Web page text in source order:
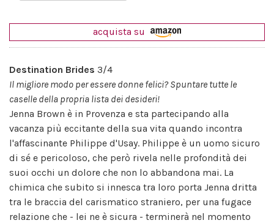
acquista su
Destination Brides 3/4
Il migliore modo per essere donne felici? Spuntare tutte le
caselle della propria lista dei desideri!
Jenna Brown è in Provenza e sta partecipando alla
vacanza più eccitante della sua vita quando incontra
l'affascinante Philippe d'Usay. Philippe è un uomo sicuro
di sé e pericoloso, che però rivela nelle profondità dei
suoi occhi un dolore che non lo abbandona mai. La
chimica che subito si innesca tra loro porta Jenna dritta
tra le braccia del carismatico straniero, per una fugace
relazione che - lei ne è sicura - terminerà nel momento